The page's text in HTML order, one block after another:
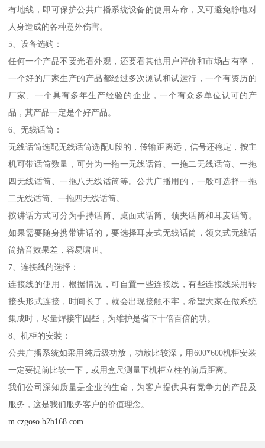
有地线，即可保护公共广播系统设备的使用寿命，又可避免静电对
人身造成的各种意外伤害。
5、设备选购：
任何一个产品不要光看外观，还要看其他用户评价和市场占有率，
一个好的厂家生产的产品都经过多次测试和试运行，一个有资历的
厂家、一个具有多年生产经验的企业，一个有众多单位认可的产
品，其产品一定是个好产品。
6、无线话筒：
无线话筒选配无线话筒选配U段的，传输距离远，信号还稳定，按主
机可带话筒数量，可分为一拖一无线话筒、一拖二无线话筒、一拖
四无线话筒、一拖八无线话筒等。公共广播用的，一般可选择一拖
二无线话筒、一拖四无线话筒。
按讲话方式可分为手持话筒、桌面式话筒、领夹话筒和耳麦话筒。
如果需要随身携带讲话的，要选择耳麦式无线话筒，领夹式无线话
筒拾音效果差，容易啸叫。
7、连接线的选择：
连接线的使用，根据情况，可自置一些连接线，有些连接线采用转
接头形式连接，时间长了，就会出现接触不牢，希望大家在做系统
集成时，尽量焊接牢固些，为维护是省下十倍百倍的功。
8、机柜的安装：
公共广播系统如采用纯后级功放，功放比较深，用600*600机柜安装
一定要提前比较一下，或用盒尺测量下机柜立柱的前后距离。
我们公司深知质量是企业的生命，为客户提供具有竞争力的产品及
服务，这是我们服务客户的价值理念。
m.czgoso.b2b168.com